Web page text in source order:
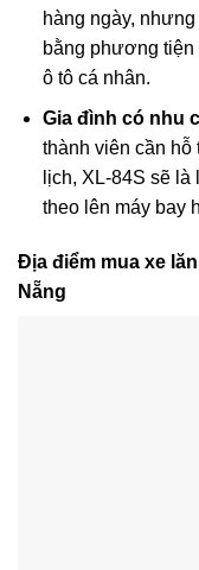
hàng ngày,
bằng phương tiện
ô tô cá nhân.
Gia đình có nhu
thành viên cần
lịch, XL-84S sẽ
theo lên máy bay
Địa điểm mua xe
Nẵng